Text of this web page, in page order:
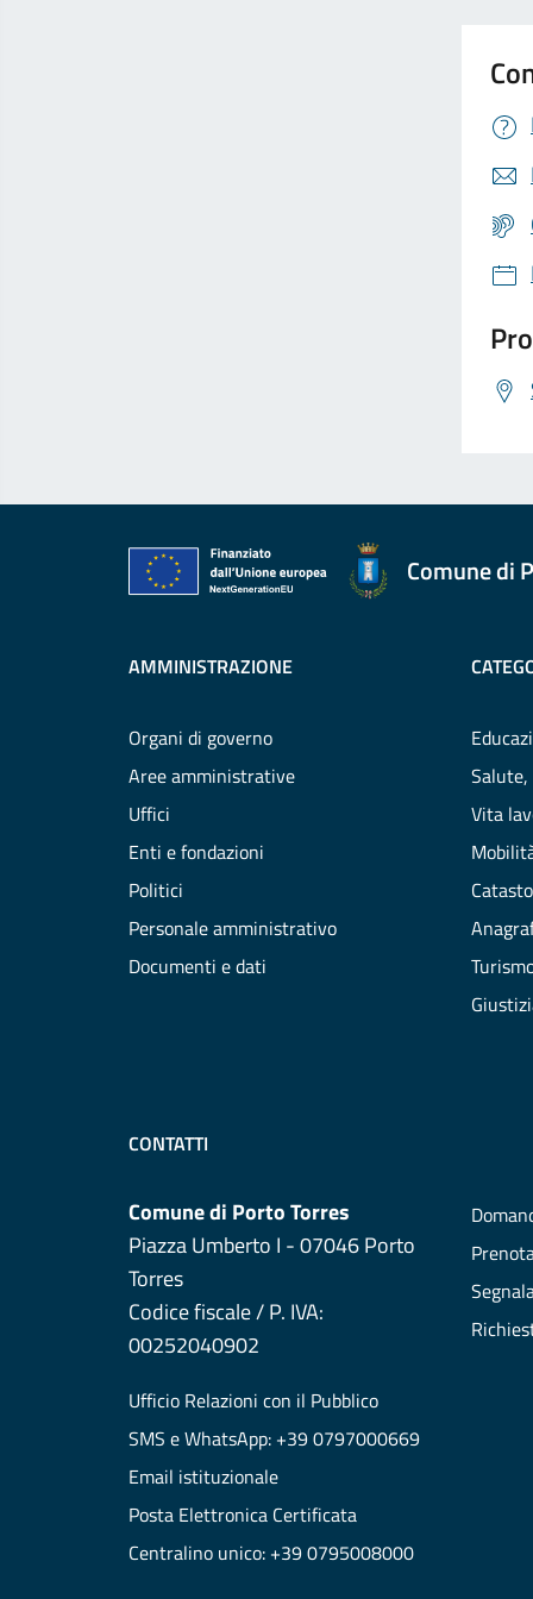
Comune di
AMMINISTRAZIONE
Organi di governo
Aree amministrative
Uffici
Enti e fondazioni
Politici
Personale amministrativo
Documenti e dati
Salute,
Vita
CONTATTI
Comune di Porto Torres
Piazza Umberto I - 07046 Porto
Torres
Codice fiscale / P. IVA:
00252040902
Ufficio Relazioni con il Pubblico
SMS e WhatsApp: +39 0797000669
Email istituzionale
Posta Elettronica Certificata
Centralino unico: +39 0795008000